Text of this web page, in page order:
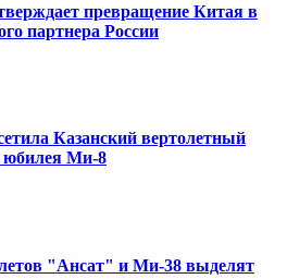
превращение Китая в
партнера России
Казанский вертолетный
юбилея Ми-8
"Ансат" и Ми-38 выделят